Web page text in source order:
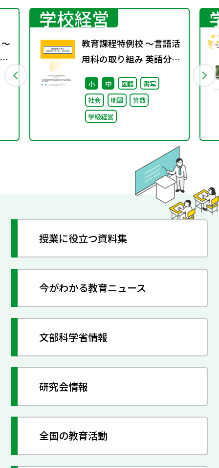
学校経営
教育課程特例校 ～言語活
用科の取り組み 英語分野
編～
小 中 国語
書写
社会
地図
算数
学級経営
授業に役立つ資料集
今がわかる教育ニュース
文部科学省情報
研究会情報
全国の教育活動